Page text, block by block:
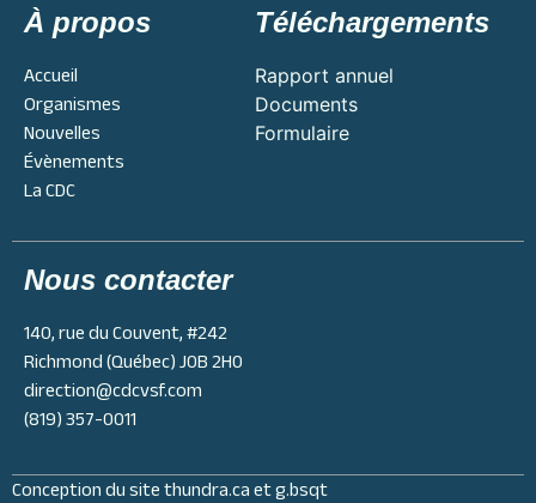
À propos
Accueil
Organismes
Nouvelles
Évènements
La CDC
Téléchargements
Rapport annuel
Documents
Formulaire
Nous contacter
140, rue du Couvent, #242
Richmond (Québec) J0B 2H0
direction@cdcvsf.com
(819) 357-0011
Conception du sitethundra.caetg.bsqt